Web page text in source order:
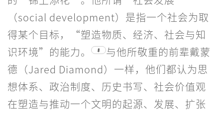
（social development）是指一个社会为取
得某个目标，“塑造物质、经济、社会与知
识环境”的能力。
8
与他所敬重的前辈戴蒙
德（Jared Diamond）一样，他们都认为思
想体系、政治制度、历史书写、社会价值观
在塑造与推动一个文明的起源、发展、扩张